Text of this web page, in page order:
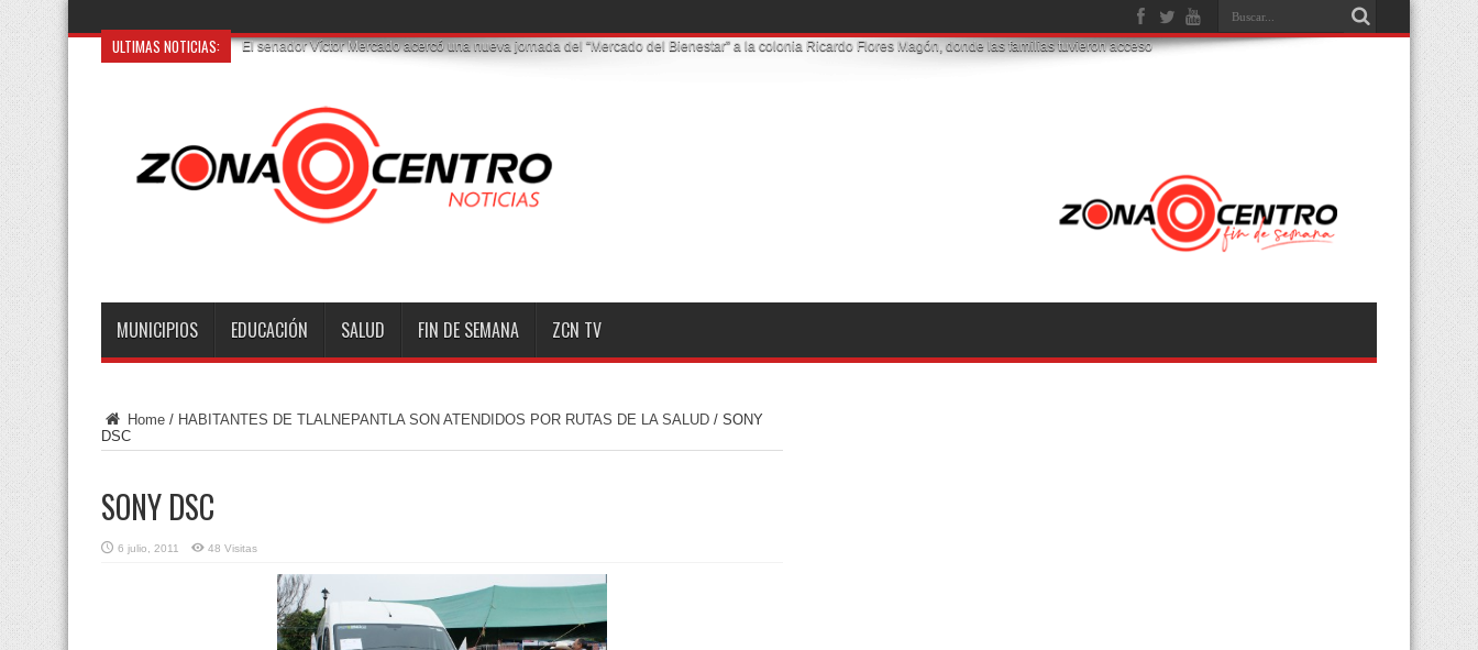
ULTIMAS NOTICIAS: El senador Víctor Mercado acercó una nueva jornada del “Mercado del Bienestar” a la colonia Ricardo Flores Magón, donde las familias tuvieron acceso a servicios y apo
MUNICIPIOS EDUCACIÓN SALUD FIN DE SEMANA ZCN TV
Home / HABITANTES DE TLALNEPANTLA SON ATENDIDOS POR RUTAS DE LA SALUD / SONY
DSC
SONY DSC
6 julio, 2011 48 Visitas